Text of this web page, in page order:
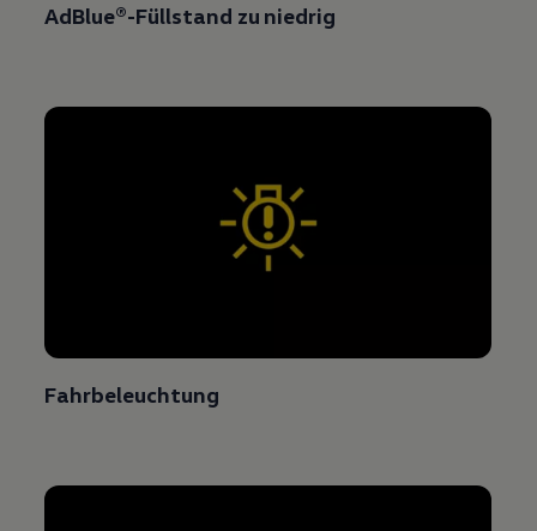
AdBlue®-Füllstand zu niedrig
Fahrbeleuchtung